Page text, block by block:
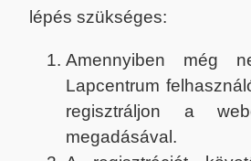
lépés szükséges:
Amennyiben még
Lapcentrum
regisztráljon a
megadásával.